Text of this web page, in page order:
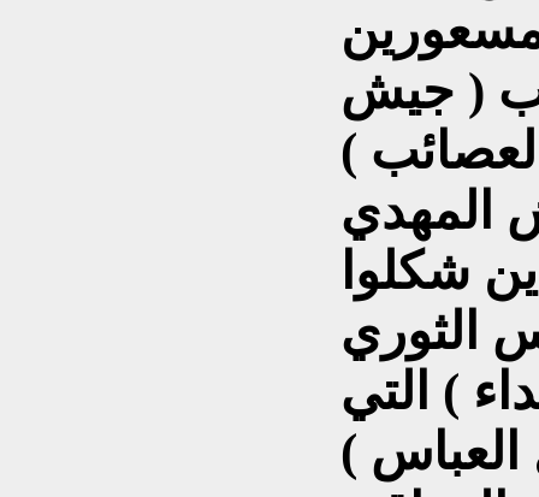
ب ( جيش
)
المهدي
شكلوا
الثوري
) التي
العباس )